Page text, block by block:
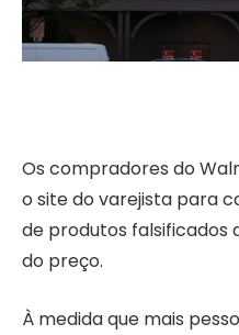
Os compradores do
o site do varejista para
de produtos falsificados
do preço.
À medida que mais